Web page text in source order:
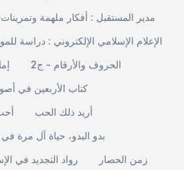
مدير المستقبل : أفكار ملهمة وتمرينات
الإعلام الإسلامي الإلكتروني : دراسة
الحروف والأرقام - ج2
كتاب الأربعين في
أريد ذلك الحب
بدو البدو، حياة آل مرة في
رواد التجديد في الإسلام :
زمن الحصار